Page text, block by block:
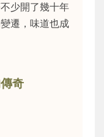
少開了幾十年
遷，味道也成
奇